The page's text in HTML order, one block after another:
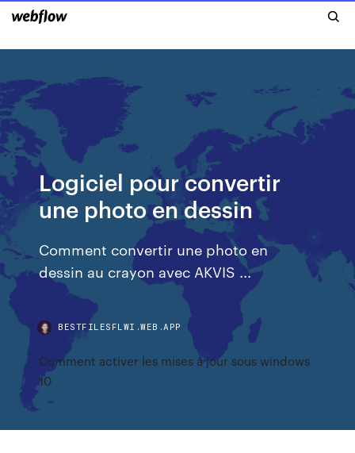
Logiciel pour convertir
une photo en dessin
Comment convertir une photo en
dessin au crayon avec AKVIS ...
BESTFILESFLWI.WEB.APP
Comment activer les mises à jour sous windows
10